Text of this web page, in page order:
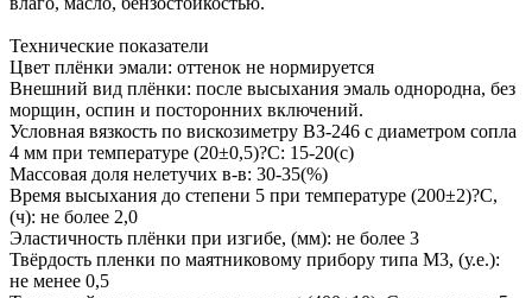
Технические показатели
Цвет плёнки эмали: оттенок не нормируется
Внешний вид плёнки: после высыхания эмаль однородна, без
морщин, оспин и посторонних включений.
Условная вязкость по вискозиметру ВЗ-246 с диаметром сопла
4 мм при температуре (20±0,5)?С: 15-20(с)
Массовая доля нелетучих в-в: 30-35(%)
Время высыхания до степени 5 при температуре (200±2)?С,
(ч): не более 2,0
Эластичность плёнки при изгибе, (мм): не более 3
Твёрдость пленки по маятниковому прибору типа М3, (у.е.):
не менее 0,5